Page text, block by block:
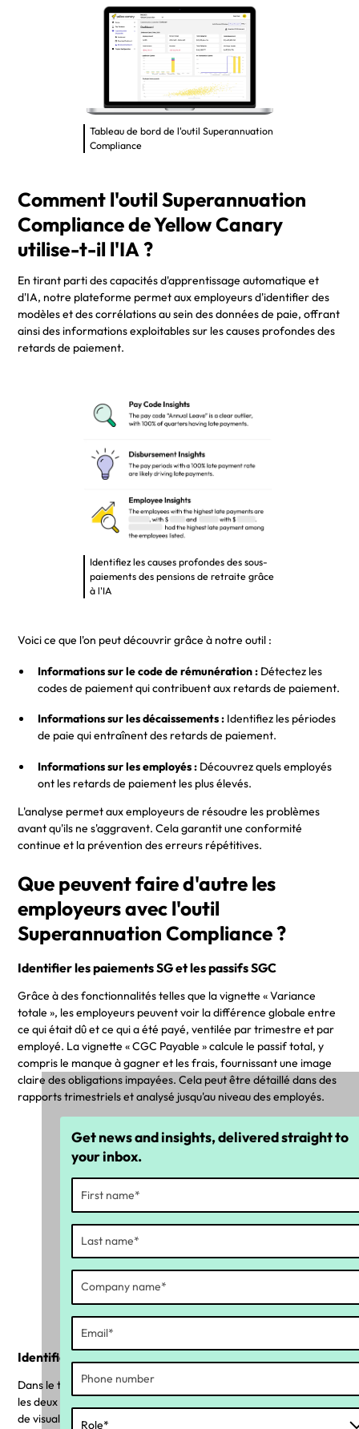
Tableau de bord de l'outil Superannuation
Compliance
Comment l'outil Superannuation
Compliance de Yellow Canary
utilise-t-il l'IA ?
En tirant parti des capacités d'apprentissage automatique et
d'IA, notre plateforme permet aux employeurs d'identifier des
modèles et des corrélations au sein des données de paie, offrant
ainsi des informations exploitables sur les causes profondes des
retards de paiement.
Identifiez les causes profondes des sous-
paiements des pensions de retraite grâce
à l'IA
Voici ce que l'on peut découvrir grâce à notre outil :
Informations sur le code de rémunération : Détectez les
codes de paiement qui contribuent aux retards de paiement.
Informations sur les décaissements : Identifiez les périodes
de paie qui entraînent des retards de paiement.
Informations sur les employés : Découvrez quels employés
ont les retards de paiement les plus élevés.
L'analyse permet aux employeurs de résoudre les problèmes
avant qu'ils ne s'aggravent. Cela garantit une conformité
continue et la prévention des erreurs répétitives.
Que peuvent faire d'autre les
employeurs avec l'outil
Superannuation Compliance ?
Identifier les paiements SG et les passifs SGC
Grâce à des fonctionnalités telles que la vignette « Variance
totale », les employeurs peuvent voir la différence globale entre
ce qui était dû et ce qui a été payé, ventilée par trimestre et par
employé. La vignette « CGC Payable » calcule le passif total, y
compris le manque à gagner et les frais, fournissant une image
claire des obligations impayées. Cela peut être détaillé dans des
rapports trimestriels et analysé jusqu'au niveau des employés.
Identifier ce qui était dû et ce qui a été
payé
Identifiez les déficits et les calculs des
frais dans SGC Charge Payable
Identifiez et corrigez les super paiements en retard
Dans le tableau de bord, vous pouvez identifier les calculs pour
les deux stratégies de retard de paiement, ce qui vous permet
de visualiser l'écart total, le déficit et le passif pour les
Get news and insights, delivered straight to
your inbox.